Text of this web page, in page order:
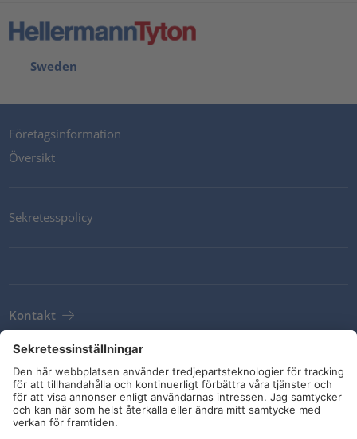
Sweden
Företagsinformation
Översikt
Sekretesspolicy
Kontakt
Newsletter
Leveransvillkor
Riktlinjer och åtaganden